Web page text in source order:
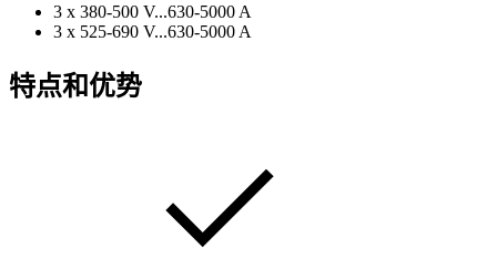
3 x 380-500 V...630-5000 A
3 x 525-690 V...630-5000 A
特点和优势